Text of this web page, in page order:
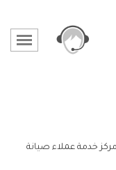
خدمة عملاء صيانة